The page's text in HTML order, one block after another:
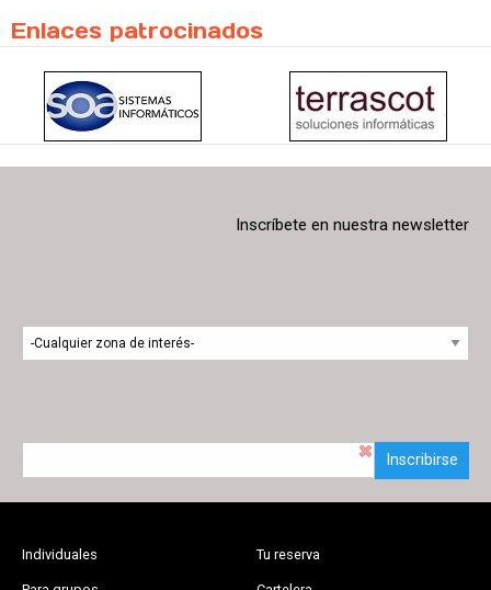
Enlaces patrocinados
Inscríbete en nuestra newsletter
Inscribirse
Individuales Tu reserva